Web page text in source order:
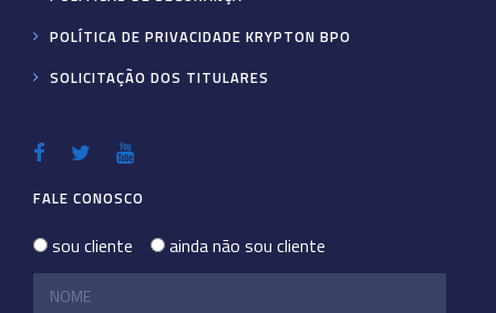
POLÍTICA DE PRIVACIDADE KRYPTON BPO
SOLICITAÇÃO DOS TITULARES
FALE CONOSCO
sou cliente ainda não sou cliente